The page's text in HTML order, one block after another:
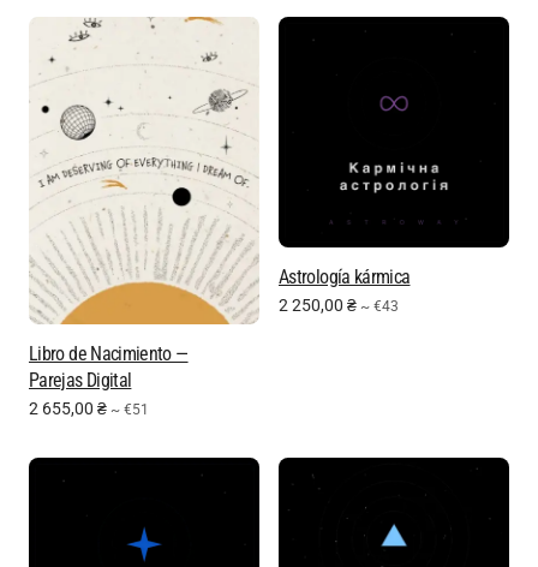
Libro de Nacimiento —
Parejas Digital
2 655,00 ₴ ~ €51
Astrología kármica
2 250,00 ₴ ~ €43